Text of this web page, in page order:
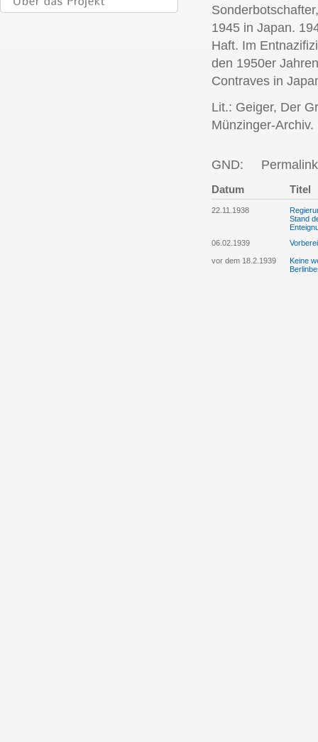
1945 in Japan.
Haft. Im
den 1950er
Contraves in
Lit.: Geiger, Der
Münzinger-Archiv.
GND:
Datum Titel
22.11.1938
Stand
06.02.1939
vor dem 18.2.1939
Keine